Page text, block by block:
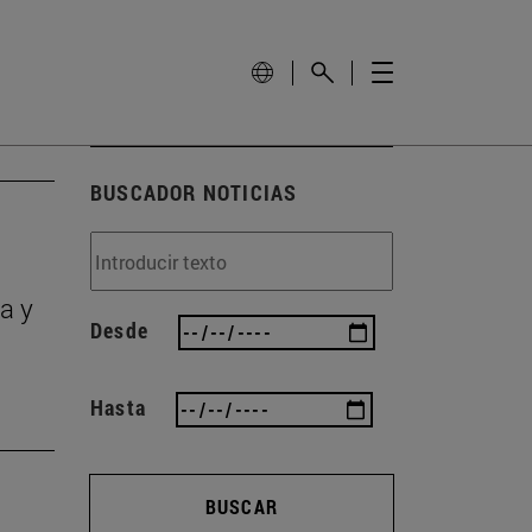
y
BUSCADOR NOTICIAS
Desde
Hasta
BUSCAR